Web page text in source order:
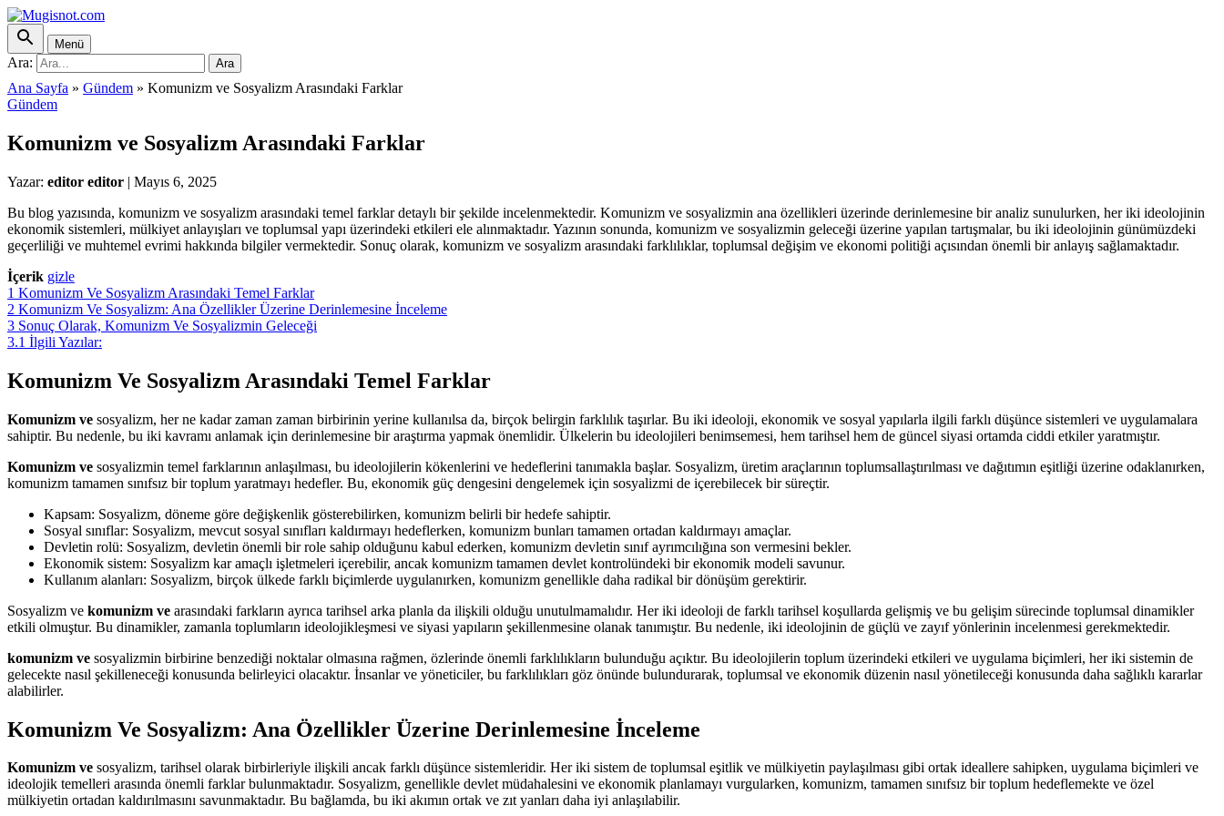
Menü
Ara: Ara
Ana Sayfa » Gündem » Komunizm ve Sosyalizm Arasındaki Farklar
Gündem
Komunizm ve Sosyalizm Arasındaki Farklar
Yazar: editor editor | Mayıs 6, 2025
Bu blog yazısında, komunizm ve sosyalizm arasındaki temel farklar detaylı bir şekilde incelenmektedir. Komunizm ve sosyalizmin ana özellikleri üzerinde derinlemesine bir analiz sunulurken, her iki ideolojinin
ekonomik sistemleri, mülkiyet anlayışları ve toplumsal yapı üzerindeki etkileri ele alınmaktadır. Yazının sonunda, komunizm ve sosyalizmin geleceği üzerine yapılan tartışmalar, bu iki ideolojinin günümüzdeki
geçerliliği ve muhtemel evrimi hakkında bilgiler vermektedir. Sonuç olarak, komunizm ve sosyalizm arasındaki farklılıklar, toplumsal değişim ve ekonomi politiği açısından önemli bir anlayış sağlamaktadır.
İçerik gizle
1 Komunizm Ve Sosyalizm Arasındaki Temel Farklar
2 Komunizm Ve Sosyalizm: Ana Özellikler Üzerine Derinlemesine İnceleme
3 Sonuç Olarak, Komunizm Ve Sosyalizmin Geleceği
3.1 İlgili Yazılar:
Komunizm Ve Sosyalizm Arasındaki Temel Farklar
Komunizm ve sosyalizm, her ne kadar zaman zaman birbirinin yerine kullanılsa da, birçok belirgin farklılık taşırlar. Bu iki ideoloji, ekonomik ve sosyal yapılarla ilgili farklı düşünce sistemleri ve uygulamalara
sahiptir. Bu nedenle, bu iki kavramı anlamak için derinlemesine bir araştırma yapmak önemlidir. Ülkelerin bu ideolojileri benimsemesi, hem tarihsel hem de güncel siyasi ortamda ciddi etkiler yaratmıştır.
Komunizm ve sosyalizmin temel farklarının anlaşılması, bu ideolojilerin kökenlerini ve hedeflerini tanımakla başlar. Sosyalizm, üretim araçlarının toplumsallaştırılması ve dağıtımın eşitliği üzerine odaklanırken,
komunizm tamamen sınıfsız bir toplum yaratmayı hedefler. Bu, ekonomik güç dengesini dengelemek için sosyalizmi de içerebilecek bir süreçtir.
Kapsam: Sosyalizm, döneme göre değişkenlik gösterebilirken, komunizm belirli bir hedefe sahiptir.
Sosyal sınıflar: Sosyalizm, mevcut sosyal sınıfları kaldırmayı hedeflerken, komunizm bunları tamamen ortadan kaldırmayı amaçlar.
Devletin rolü: Sosyalizm, devletin önemli bir role sahip olduğunu kabul ederken, komunizm devletin sınıf ayrımcılığına son vermesini bekler.
Ekonomik sistem: Sosyalizm kar amaçlı işletmeleri içerebilir, ancak komunizm tamamen devlet kontrolündeki bir ekonomik modeli savunur.
Kullanım alanları: Sosyalizm, birçok ülkede farklı biçimlerde uygulanırken, komunizm genellikle daha radikal bir dönüşüm gerektirir.
Sosyalizm ve komunizm ve arasındaki farkların ayrıca tarihsel arka planla da ilişkili olduğu unutulmamalıdır. Her iki ideoloji de farklı tarihsel koşullarda gelişmiş ve bu gelişim sürecinde toplumsal dinamikler
etkili olmuştur. Bu dinamikler, zamanla toplumların ideolojikleşmesi ve siyasi yapıların şekillenmesine olanak tanımıştır. Bu nedenle, iki ideolojinin de güçlü ve zayıf yönlerinin incelenmesi gerekmektedir.
komunizm ve sosyalizmin birbirine benzediği noktalar olmasına rağmen, özlerinde önemli farklılıkların bulunduğu açıktır. Bu ideolojilerin toplum üzerindeki etkileri ve uygulama biçimleri, her iki sistemin de
gelecekte nasıl şekilleneceği konusunda belirleyici olacaktır. İnsanlar ve yöneticiler, bu farklılıkları göz önünde bulundurarak, toplumsal ve ekonomik düzenin nasıl yönetileceği konusunda daha sağlıklı kararlar
alabilirler.
Komunizm Ve Sosyalizm: Ana Özellikler Üzerine Derinlemesine İnceleme
Komunizm ve sosyalizm, tarihsel olarak birbirleriyle ilişkili ancak farklı düşünce sistemleridir. Her iki sistem de toplumsal eşitlik ve mülkiyetin paylaşılması gibi ortak ideallere sahipken, uygulama biçimleri ve
ideolojik temelleri arasında önemli farklar bulunmaktadır. Sosyalizm, genellikle devlet müdahalesini ve ekonomik planlamayı vurgularken, komunizm, tamamen sınıfsız bir toplum hedeflemekte ve özel
mülkiyetin ortadan kaldırılmasını savunmaktadır. Bu bağlamda, bu iki akımın ortak ve zıt yanları daha iyi anlaşılabilir.